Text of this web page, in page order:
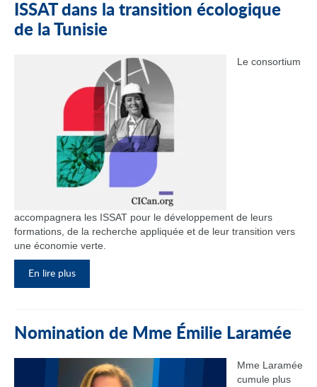
ISSAT dans la transition écologique
de la Tunisie
Le consortium
accompagnera les ISSAT pour le développement de leurs
formations, de la recherche appliquée et de leur transition vers
une économie verte.
En lire plus
Nomination de Mme Émilie Laramée
Mme Laramée
cumule plus